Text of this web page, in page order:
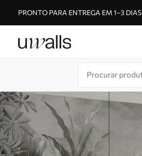
PRONTO PARA ENTREGA EM 1–3 DIAS